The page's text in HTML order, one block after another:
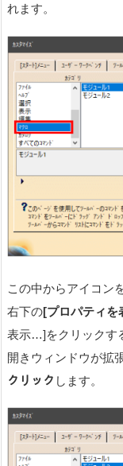
れます。
この中からアイコン
右下の[プロパティ
表示…]をクリックす
開きウィンドウが拡
クリック します。